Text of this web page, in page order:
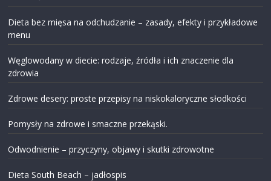
Dieta bez mięsa na odchudzanie – zasady, efekty i przykładowe
menu
Węglowodany w diecie: rodzaje, źródła i ich znaczenie dla
zdrowia
Zdrowe desery: proste przepisy na niskokaloryczne słodkości
Pomysły na zdrowe i smaczne przekąski.
Odwodnienie – przyczyny, objawy i skutki zdrowotne
Dieta South Beach – jadłospis